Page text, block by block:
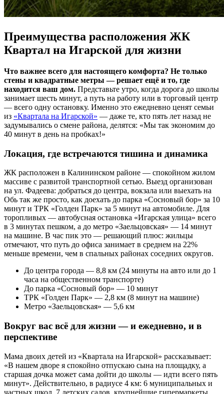
Преимущества расположения ЖК
Квартал на Игарской для жизни
Что важнее всего для настоящего комфорта? Не только
стены и квадратные метры — решает ещё и то, где
находится ваш дом. Представьте утро, когда дорога до школы
занимает шесть минут, а путь на работу или в торговый центр
— всего одну остановку. Именно это ежедневно ценят семьи
из «Квартала на Игарской» — даже те, кто пять лет назад не
задумывались о смене района, делятся: «Мы так экономим до
40 минут в день на пробках!»
Локация, где встречаются тишина и динамика
ЖК расположен в Калининском районе — спокойном жилом
массиве с развитой транспортной сетью. Выезд организован
на ул. Фадеева: добраться до центра, вокзала или выехать на
Обь так же просто, как доехать до парка «Сосновый бор» за 10
минут и ТРК «Голден Парк» за 5 минут на автомобиле. Для
торопливых — автобусная остановка «Игарская улица» всего
в 3 минутах пешком, а до метро «Заельцовская» — 14 минут
на машине. В час пик это — решающий плюс: жильцы
отмечают, что путь до офиса занимает в среднем на 22%
меньше времени, чем в спальных районах соседних округов.
До центра города — 8,8 км (24 минуты на авто или до 1
часа на общественном транспорте)
До парка «Сосновый бор» — 10 минут
ТРК «Голден Парк» — 2,8 км (8 минут на машине)
Метро «Заельцовская» — 5,6 км
Вокруг вас всё для жизни — и ежедневно, и в
перспективе
Мама двоих детей из «Квартала на Игарской» рассказывает:
«В нашем дворе я спокойно отпускаю сына на площадку, а
старшая дочка может сама дойти до школы — идти всего пять
минут». Действительно, в радиусе 4 км: 6 муниципальных и
частных школ, 7 детских садов, крупнейшие гипермаркеты,